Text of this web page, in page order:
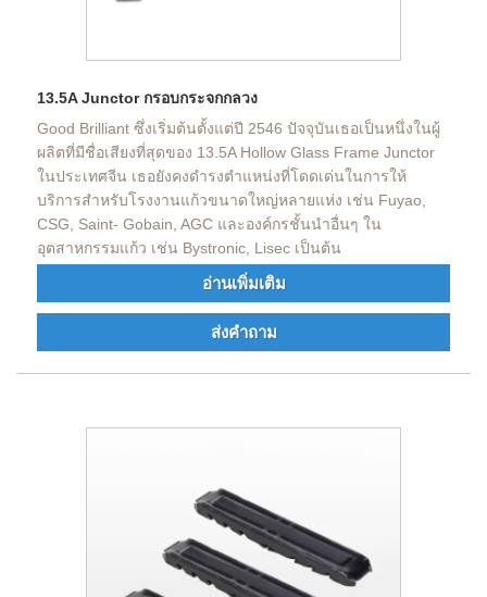
13.5A Junctor กรอบกระจกกลวง
Good Brilliant ซึ่งเริ่มต้นตั้งแต่ปี 2546 ปัจจุบันเธอเป็นหนึ่งในผู้
ผลิตที่มีชื่อเสียงที่สุดของ 13.5A Hollow Glass Frame Junctor
ในประเทศจีน เธอยังคงดำรงตำแหน่งที่โดดเด่นในการให้
บริการสำหรับโรงงานแก้วขนาดใหญ่หลายแห่ง เช่น Fuyao,
CSG, Saint- Gobain, AGC และองค์กรชั้นนำอื่นๆ ใน
อุตสาหกรรมแก้ว เช่น Bystronic, Lisec เป็นต้น
อ่านเพิ่มเติม
ส่งคำถาม